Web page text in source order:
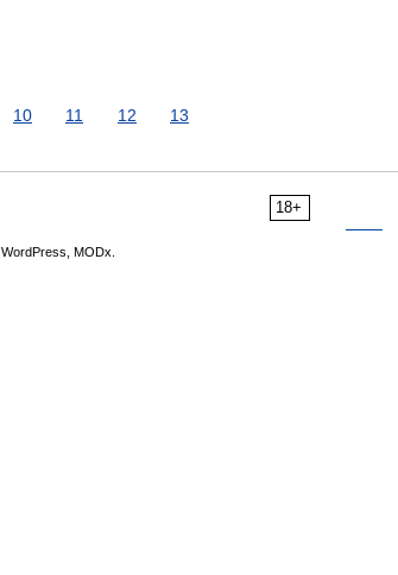
10 11 12 13
18+
WordPress, MODx.